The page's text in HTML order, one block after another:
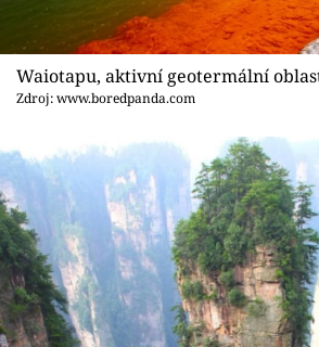
Waiotapu, aktivní geotermální
Zdroj: www.boredpanda.com